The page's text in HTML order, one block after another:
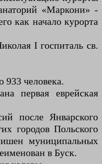
«Маркони» -
как начало курорта
I госпиталь св.
933 человека.
первая еврейская
после Январского
городов Польского
муниципальных
в Буск.